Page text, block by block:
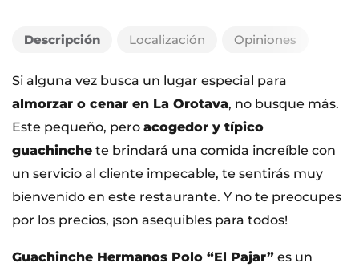
Descripción Localización Opiniones
Si alguna vez busca un lugar especial para
almorzar o cenar en La Orotava, no busque más.
Este pequeño, pero acogedor y típico
guachinche te brindará una comida increíble con
un servicio al cliente impecable, te sentirás muy
bienvenido en este restaurante. Y no te preocupes
por los precios, ¡son asequibles para todos!
Guachinche Hermanos Polo “El Pajar” es un